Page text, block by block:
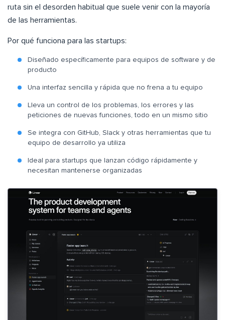
ruta sin el desorden habitual que suele venir con la mayoría
de las herramientas.
Por qué funciona para las startups:
Diseñado específicamente para equipos de software y de
producto
Una interfaz sencilla y rápida que no frena a tu equipo
Lleva un control de los problemas, los errores y las
peticiones de nuevas funciones, todo en un mismo sitio
Se integra con GitHub, Slack y otras herramientas que tu
equipo de desarrollo ya utiliza
Ideal para startups que lanzan código rápidamente y
necesitan mantenerse organizadas